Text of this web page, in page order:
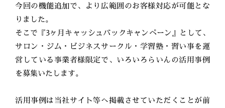
今回の機能追加で、より広範囲のお客様対応が可能とな
りました。
そこで『3ヶ月キャッシュバックキャンペーン』として、
サロン・ジム・ビジネスサークル・学習塾・習い事を運
営している事業者様限定で、いろいろらいんの活用事例
を募集いたします。
活用事例は当社サイト等へ掲載させていただくことが前